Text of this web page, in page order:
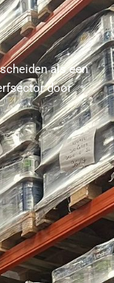
als een
door